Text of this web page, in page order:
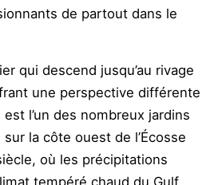
de partout dans le
qui descend jusqu’au rivage
une perspective différente
l’un des nombreux jardins
la côte ouest de l’Écosse
où les précipitations
tempéré chaud du Gulf